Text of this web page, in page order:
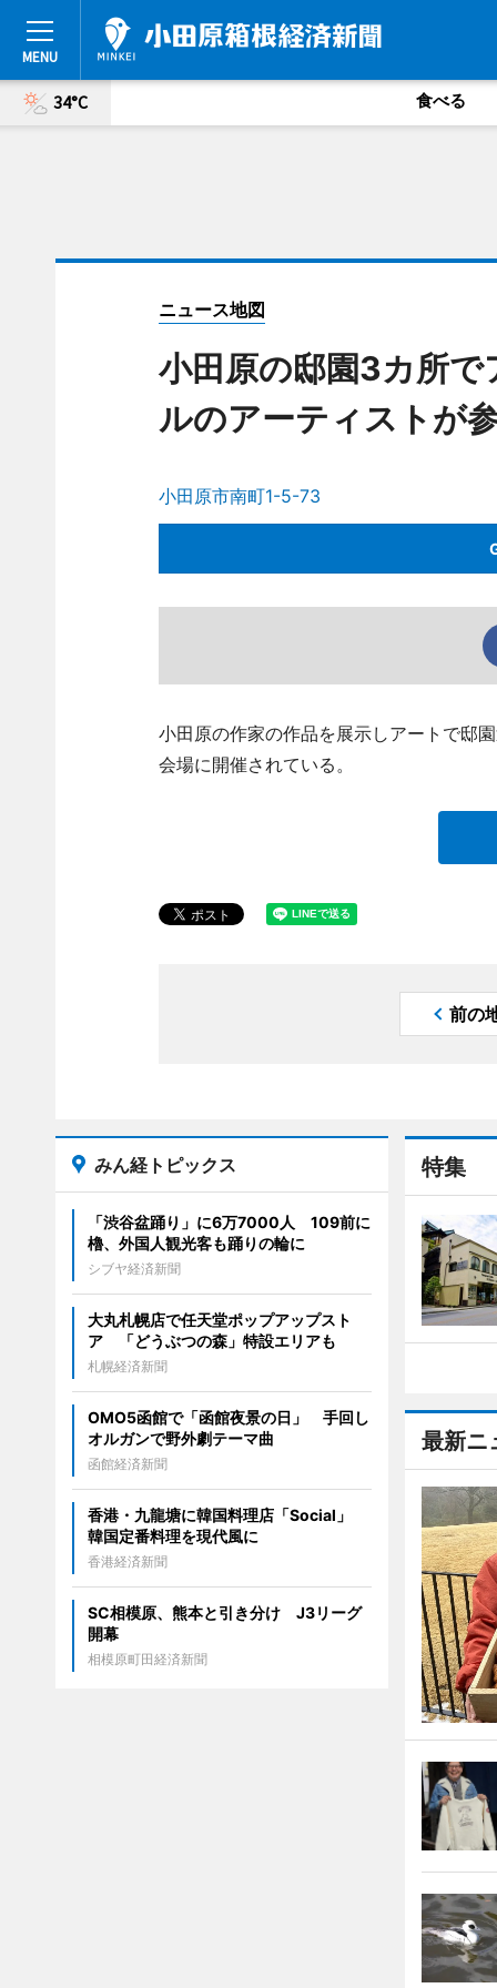
34°C 食べる
ニュース地図
小田原の邸園3カ所
ルのアーティストが
小田原市南町1-5-73
小田原の作家の作品を展示しアートで邸
会場に開催されている。
前の
特集
最新ニ
みん経トピックス
「渋谷盆踊り」に6万7000人 109前に
櫓、外国人観光客も踊りの輪に
シブヤ経済新聞
大丸札幌店で任天堂ポップアップスト
ア 「どうぶつの森」特設エリアも
札幌経済新聞
OMO5函館で「函館夜景の日」 手回し
オルガンで野外劇テーマ曲
函館経済新聞
香港・九龍塘に韓国料理店「Social」
韓国定番料理を現代風に
香港経済新聞
SC相模原、熊本と引き分け J3リーグ
開幕
相模原町田経済新聞